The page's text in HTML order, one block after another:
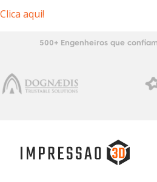
Clica aqui!
500+ Engenheiros que